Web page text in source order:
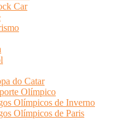
Car
do Catar
Olímpico
Olímpicos de Inverno
Olímpicos de Paris